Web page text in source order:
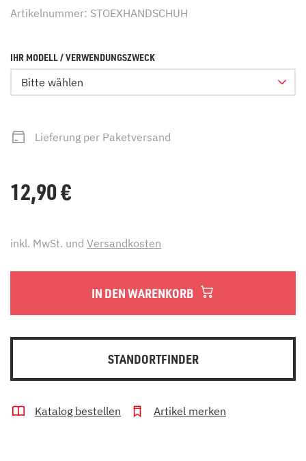
Artikelnummer: STOEXHANDSCHUH
IHR MODELL / VERWENDUNGSZWECK
Bitte wählen
Lieferung per Paketversand
12,90€
inkl. MwSt. und Versandkosten
IN DEN WARENKORB
STANDORTFINDER
Katalog bestellen Artikel merken